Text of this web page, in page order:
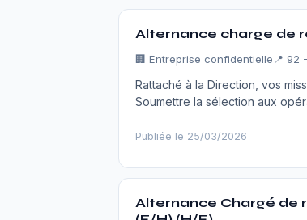
Alternance charge de
🏢 Entreprise confidentielle 📍 92
Rattaché à la Direction, vos
Soumettre la sélection aux
Publiée le 25/03/2026
Alternance Chargé de